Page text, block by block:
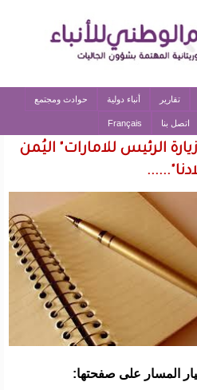
تقارير أنباء دولية حوادث ومجتمع
اتصل بنا Français
الرئيس للامارات" اليُمن
المسار على صفحتها: